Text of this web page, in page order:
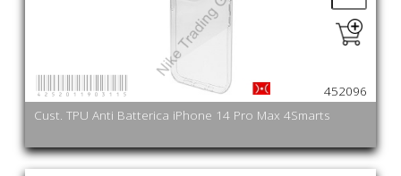
Cust. TPU Anti Batterica iPhone 14 Pro Max 4Smarts
452096